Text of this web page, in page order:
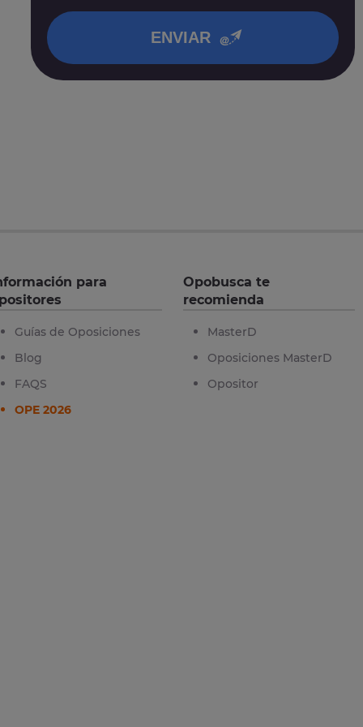
ENVIAR
para
Guías de Oposiciones
Blog
FAQS
OPE 2026
Opobusca te
recomienda
MasterD
Oposiciones MasterD
Opositor